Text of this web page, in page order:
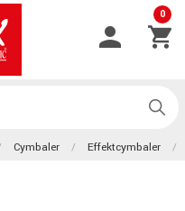
0
Cymbaler Effektcymbaler